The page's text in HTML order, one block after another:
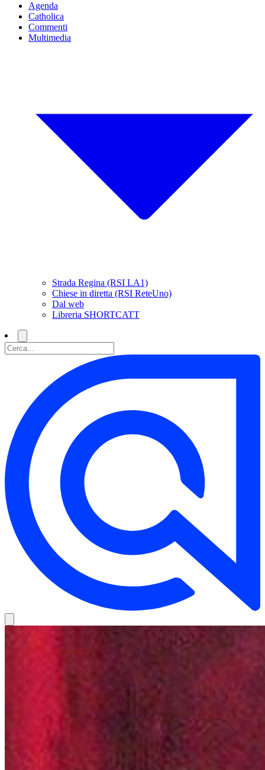
Agenda
Catholica
Commenti
Multimedia
Strada Regina (RSI LA1)
Chiese in diretta (RSI ReteUno)
Dal web
Libreria SHORTCATT